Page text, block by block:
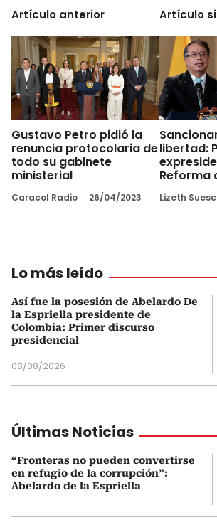
Artículo anterior
Gustavo Petro pidió la
renuncia protocolaria de
todo su gabinete
ministerial
Caracol Radio 26/04/2023
Artículo
libertad:
Reforma
Lizeth
Lo más leído
Así fue la posesión de Abelardo De
la Espriella presidente de
Colombia: Primer discurso
presidencial
08/08/2026
Últimas Noticias
“Fronteras no pueden convertirse
en refugio de la corrupción”:
Abelardo de la Espriella